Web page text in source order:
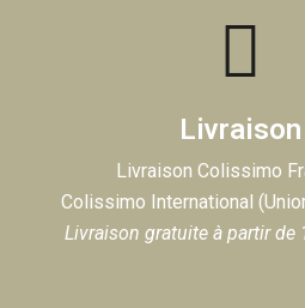
Livraison
Livraison Colissimo
Colissimo International
Livraison gratuite à partir de